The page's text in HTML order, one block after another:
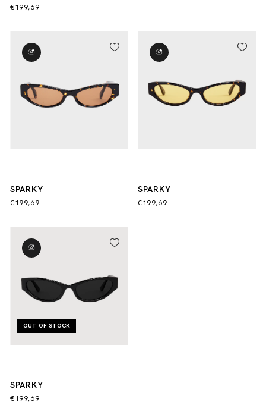
€199,69
SPARKY
€199,69
SPARKY
€199,69
OUT OF STOCK
SPARKY
€199,69